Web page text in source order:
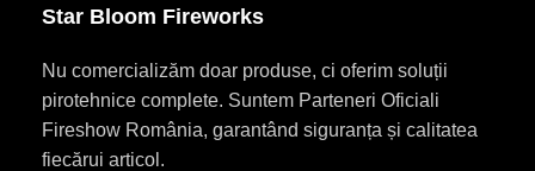
Star Bloom Fireworks
Nu comercializăm doar produse, ci oferim soluții
pirotehnice complete. Suntem Parteneri Oficiali
Fireshow România, garantând siguranța și calitatea
fiecărui articol.